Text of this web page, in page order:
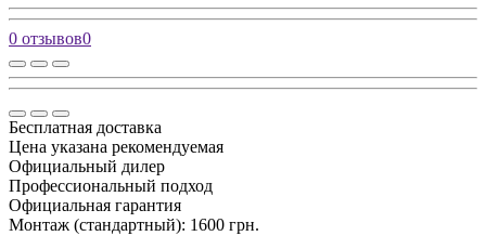
0 отзывов0
Бесплатная доставка
Цена указана рекомендуемая
Официальный дилер
Профессиональный подход
Официальная гарантия
Монтаж (стандартный): 1600 грн.